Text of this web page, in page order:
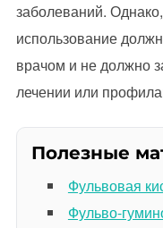
заболеваний.
использование
врачом и не должно
лечении или
Полезные
Фульвовая
Фульво-